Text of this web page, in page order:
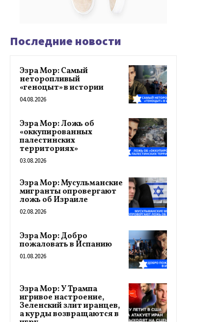
Последние новости
Эзра Мор: Самый
неторопливый
«геноцыт» в истории
04.08.2026
Эзра Мор: Ложь об
«оккупированных
палестинских
территориях»
03.08.2026
Эзра Мор: Мусульманские
мигранты опровергают
ложь об Израиле
02.08.2026
Эзра Мор: Добро
пожаловать в Испанию
01.08.2026
Эзра Мор: У Трампа
игривое настроение,
Зеленский злит иранцев,
а курды возвращаются в